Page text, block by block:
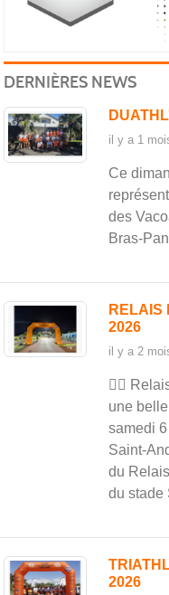
DERNIÈRES NEWS
il y a 1
Ce
des
Bras-
RELAIS
2026
il y a 2
🏃‍♀️
une
samedi
Saint-
du
du stade
2026